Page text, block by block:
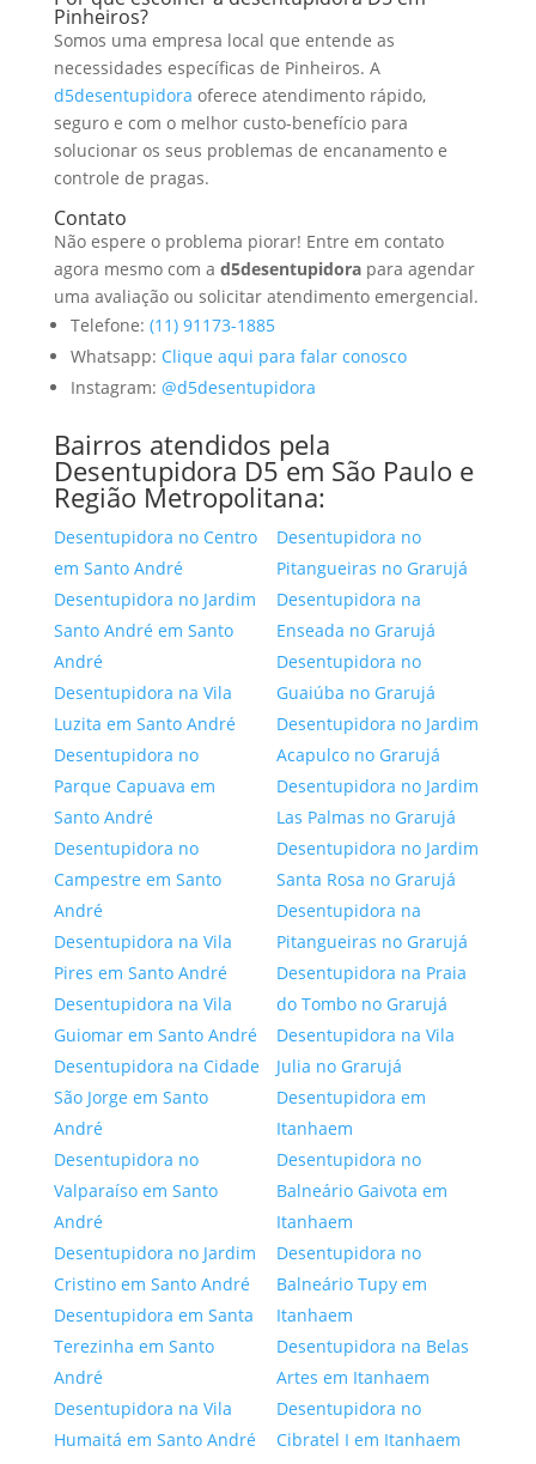
Pinheiros?
Somos uma empresa local que entende as
necessidades específicas de Pinheiros. A
d5desentupidora oferece atendimento rápido,
seguro e com o melhor custo-benefício para
solucionar os seus problemas de encanamento e
controle de pragas.
Contato
Não espere o problema piorar! Entre em contato
agora mesmo com a d5desentupidorapara agendar
uma avaliação ou solicitar atendimento emergencial.
Telefone: (11) 91173-1885
Whatsapp: Clique aqui para falar conosco
Instagram: @d5desentupidora
Bairros atendidos pela
Desentupidora D5 em São Paulo e
Região Metropolitana:
Desentupidora no Centro
em Santo André
Desentupidora no Jardim
Santo André em Santo
André
Desentupidora na Vila
Luzita em Santo André
Desentupidora no
Parque Capuava em
Santo André
Desentupidora no
Campestre em Santo
André
Desentupidora na Vila
Pires em Santo André
Desentupidora na Vila
Guiomar em Santo André
Desentupidora na Cidade
São Jorge em Santo
André
Desentupidora no
Valparaíso em Santo
André
Desentupidora no Jardim
Cristino em Santo André
Desentupidora em Santa
Terezinha em Santo
André
Desentupidora na Vila
Humaitá em Santo André
Desentupidora no
Pitangueiras no Grarujá
Desentupidora na
Enseada no Grarujá
Desentupidora no
Guaiúba no Grarujá
Desentupidora no Jardim
Acapulco no Grarujá
Desentupidora no Jardim
Las Palmas no Grarujá
Desentupidora no Jardim
Santa Rosa no Grarujá
Desentupidora na
Pitangueiras no Grarujá
Desentupidora na Praia
do Tombo no Grarujá
Desentupidora na Vila
Julia no Grarujá
Desentupidora em
Itanhaem
Desentupidora no
Balneário Gaivota em
Itanhaem
Desentupidora no
Balneário Tupy em
Itanhaem
Desentupidora na Belas
Artes em Itanhaem
Desentupidora no
Cibratel I em Itanhaem